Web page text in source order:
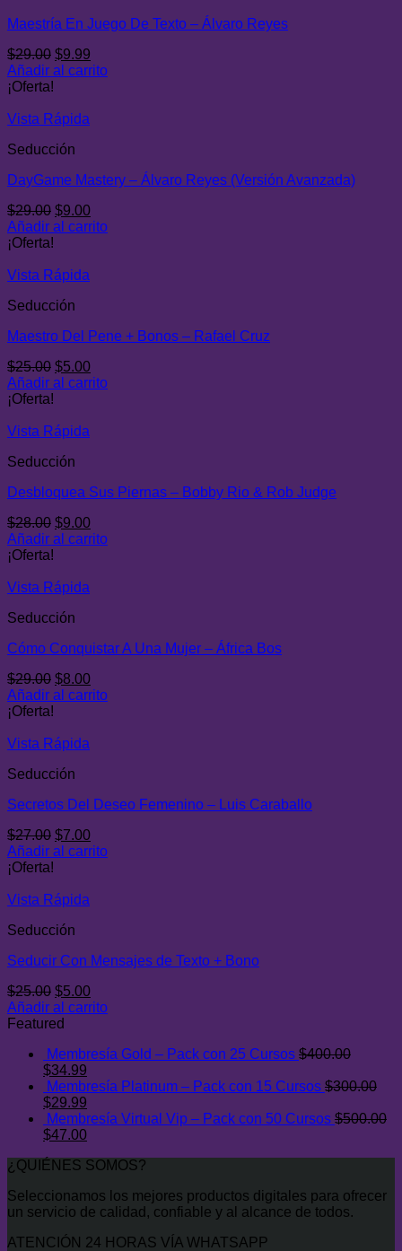
Maestría En Juego De Texto – Álvaro Reyes
$29.00 El
precio
$29.00.
$9.99
precio
Añadir al carrito
¡Oferta!
Vista Rápida
Seducción
DayGame Mastery – Álvaro Reyes (Versión Avanzada)
$29.00 El
precio
$29.00.
$9.00El
precio
Añadir al carrito
¡Oferta!
Vista Rápida
Seducción
Maestro Del Pene + Bonos – Rafael Cruz
$25.00 El
precio
$25.00.
$5.00El
precio
Añadir al carrito
¡Oferta!
Vista Rápida
Seducción
Desbloquea Sus Piernas – Bobby Rio & Rob Judge
$28.00 El
precio
$28.00.
$9.00El
precio
Añadir al carrito
¡Oferta!
Vista Rápida
Seducción
Cómo Conquistar A Una Mujer – África Bos
$29.00 El
precio
$29.00.
$8.00El
precio
Añadir al carrito
¡Oferta!
Vista Rápida
Seducción
Secretos Del Deseo Femenino – Luis Caraballo
$27.00 El
precio
$27.00.
$7.00El
precio
Añadir al carrito
¡Oferta!
Vista Rápida
Seducción
Seducir Con Mensajes de Texto + Bono
$25.00 El
precio
original
$25.00.
$5.00El
precio
$5.00.
Añadir al carrito
Featured
Membresía Gold – Pack con 25 Cursos $400.00
El
precio
original
era:
$400.00.
$34.99
precio
es:
$34.99.
Membresía Platinum – Pack con 15 Cursos $300.00
El
precio
original
$300.00.
$29.99
precio
actual
$29.99.
Membresía Virtual Vip – Pack con 50 Cursos $500.00
El
original
$500.00.
$47.00El
actual
$47.00.
¿QUIÉNES SOMOS?
Seleccionamos los mejores productos digitales para ofrecer
un servicio de calidad, confiable y al alcance de todos.
ATENCIÓN 24 HORAS VÍA WHATSAPP